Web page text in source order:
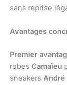
sans reprise
Avantages
Premier
robes Camaïeu
sneakers André